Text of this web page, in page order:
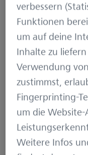
Die Vorteile
Insbesondere bei
gewinnt
Berücksichtigung
zunehmend an
der Hand:
beziehungsweise
Wahrnehmung in
Durch ein gutes
verbessern
Funktionen
um auf deine
Inhalte zu
Verwendung
zustimmst,
Fingerprinting-
um die Website-
Weitere Infos